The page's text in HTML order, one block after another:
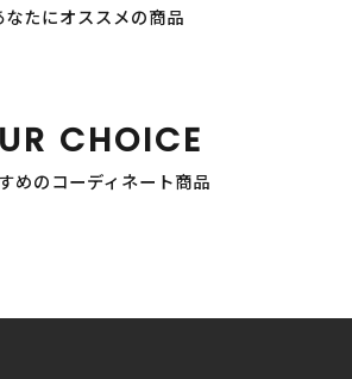
なたにオススメの商品
CHOICE
めのコーディネート商品